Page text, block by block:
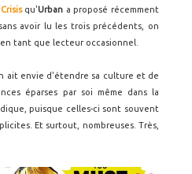
qu'Urban a proposé récemment
avoir lu les trois précédents, on
tant que lecteur occasionnel.
ait envie d'étendre sa culture et de
éparses par soi même dans la
puisque celles-ci sont souvent
Et surtout, nombreuses. Très,